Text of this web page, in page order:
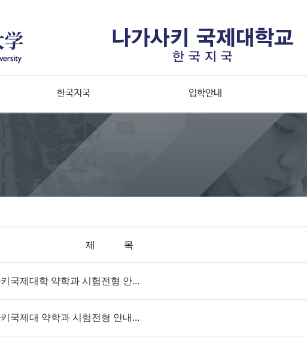
한국지국 입학안내
제 목
국제대학 약학과 시험전형 안...
국제대 약학과 시험전형 안내...